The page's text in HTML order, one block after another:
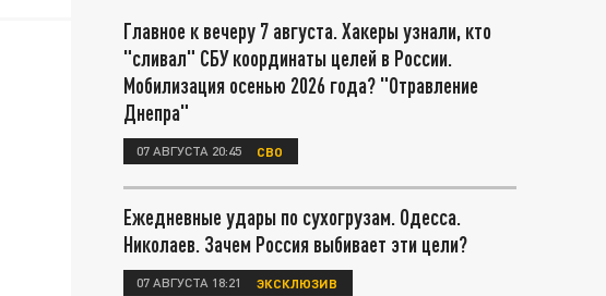
Главное к вечеру 7 августа. Хакеры узнали, кто
"сливал" СБУ координаты целей в России.
Мобилизация осенью 2026 года? "Отравление
Днепра"
07 АВГУСТА 20:45 СВО
Ежедневные удары по сухогрузам. Одесса.
Николаев. Зачем Россия выбивает эти цели?
07 АВГУСТА 18:21 ЭКСКЛЮЗИВ